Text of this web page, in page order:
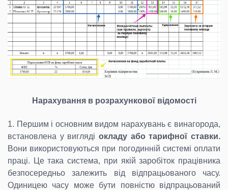
Нарахування в розрахункової відомості
1. Першим і основним видом нарахувань є винагорода,
встановлена у вигляді окладу або тарифної ставки.
Вони використовуються при погодинній системі оплати
праці. Це така система, при якій заробіток працівника
безпосередньо залежить від відпрацьованого часу.
Одиницею часу може бути повністю відпрацьований